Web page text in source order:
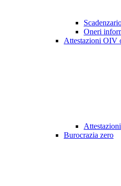
Oneri
Attestazioni OIV
Burocrazia zero